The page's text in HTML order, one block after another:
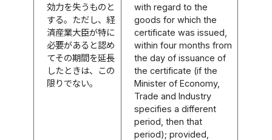
効力を失うものと
する。ただし、経
済産業大臣が特に
必要があると認め
てその期間を延長
したときは、この
限りでない。
with regard to the
goods for which the
certificate was issued,
within four months from
the day of issuance of
the certificate (if the
Minister of Economy,
Trade and Industry
specifies a different
period, then that
period); provided,